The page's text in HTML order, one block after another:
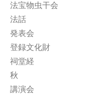
法宝物虫干会
法話
発表会
登録文化財
祠堂経
秋
講演会